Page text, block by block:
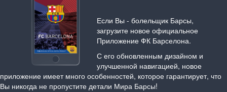
Если Вы - болельщик Барсы,
загрузите новое официальное
Приложение ФК Барселона.
С его обновленным дизайном и
улучшенной навигацией, новое
приложение имеет много особенностей, которое гарантирует, что
Вы никогда не пропустите детали Мира Барсы!